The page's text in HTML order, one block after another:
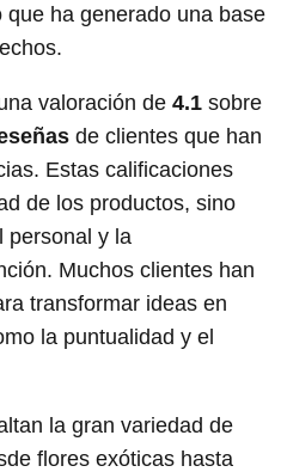
ha generado una base
valoración de 4.1 sobre
de clientes que han
Estas calificaciones
de los productos, sino
personal y la
Muchos clientes han
transformar ideas en
la puntualidad y el
la gran variedad de
flores exóticas hasta